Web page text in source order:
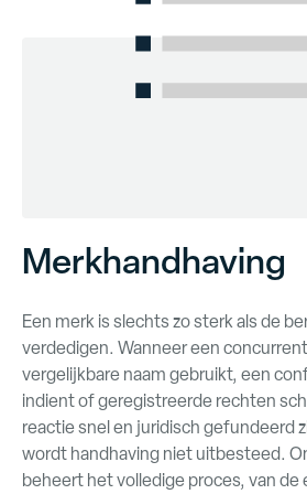
Merkhandhaving
Een merk is slechts zo sterk als de
verdedigen. Wanneer een
vergelijkbare naam gebruikt, een
indient of geregistreerde rechten
reactie snel en juridisch gefundeerd
wordt handhaving niet uitbesteed.
beheert het volledige proces, van